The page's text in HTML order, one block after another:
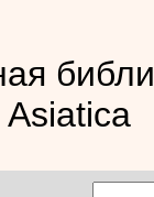
Asiatica